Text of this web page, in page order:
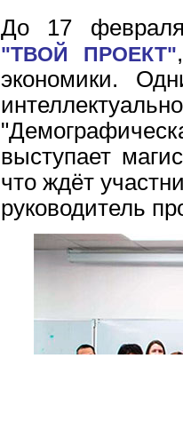
До 17
"ТВОЙ ПРОЕКТ"
экономики.
выступает
что ждёт
руководитель